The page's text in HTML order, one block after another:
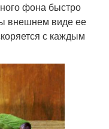
фона быстро
внешнем виде ее
с каждым